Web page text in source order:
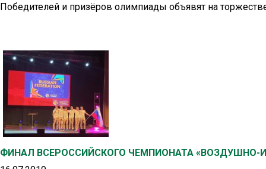
Победителей и призёров олимпиады объявят на
ФИНАЛ ВСЕРОССИЙСКОГО ЧЕМПИОНАТА «ВОЗДУШНО-